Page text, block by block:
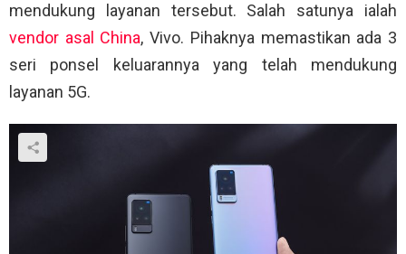
mendukung layanan tersebut. Salah satunya ialah
vendor asal China, Vivo. Pihaknya memastikan ada 3
seri ponsel keluarannya yang telah mendukung
layanan 5G.